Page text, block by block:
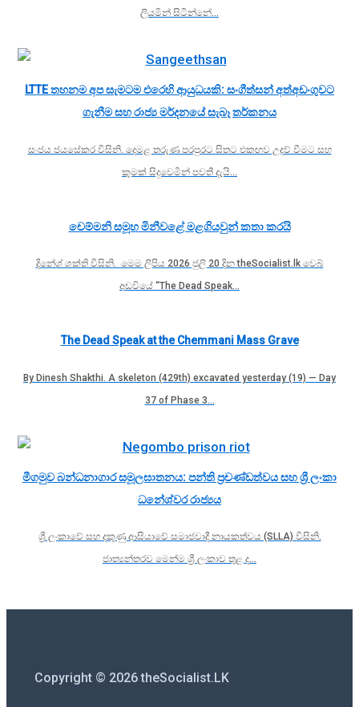
ලියමින් සිටින්නේ…
LTTE තහනම අප සැමටම එරෙහි ආයුධයකි: සංගීත්සන් අත්අඩංගුවට
ගැනීම සහ රාජ්‍ය මර්දනයේ සැබෑ තර්කනය
සංජය ජයසේකර විසිනි. දෙමළ තරුණ පරපුරට සිතට එකඟව උදව් වීමට සහ
කුමක් සිදුවෙමින් පවතී දැයි…
චෙම්මනි සමූහ මිනීවළේ මළගියවුන් කතා කරයි
දිනේශ් ශක්ති විසිනි. මෙම ලිපිය 2026 ජුලි 20 දින theSocialist.lk වෙබ්
අඩවියේ “The Dead Speak…
The Dead Speak at the Chemmani Mass Grave
By Dinesh Shakthi. A skeleton (429th) excavated yesterday (19) — Day
37 of Phase 3…
මීගමුව බන්ධනාගාර සමූලඝාතනය: පන්ති ප්‍රචණ්ඩත්වය සහ ශ්‍රී ලංකා
ධනේශ්වර රාජ්‍යය
ශ්‍රී ලංකාවේ සහ දකුණු ආසියාවේ සමාජවාදී නායකත්වය (SLLA) විසිනි.
ජාත්‍යන්තරව මෙන්ම ශ්‍රී ලංකාව තුළ ද…
Copyright © 2026 theSocialist.LK